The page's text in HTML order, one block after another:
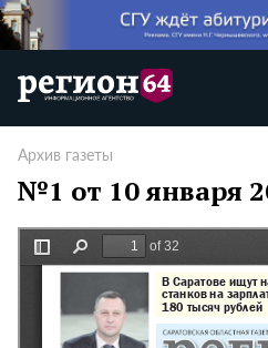
Архив газеты
№1 от 10 января